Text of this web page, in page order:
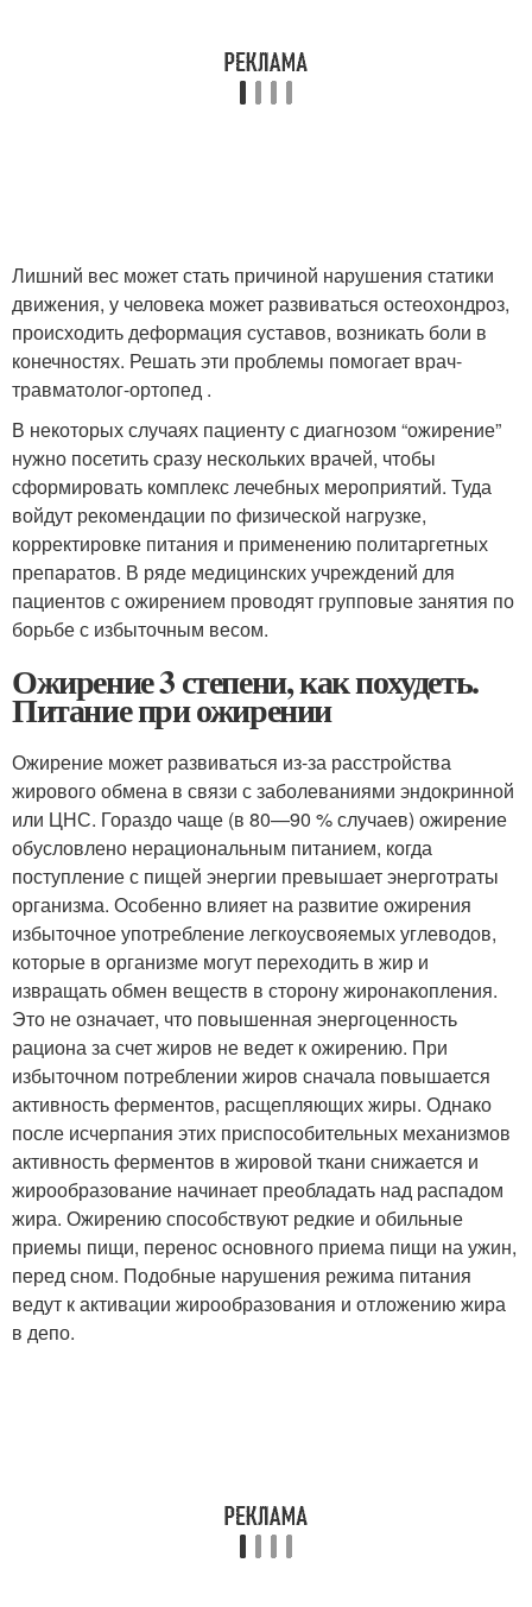
Лишний вес может стать причиной нарушения статики
движения, у человека может развиваться остеохондроз,
происходить деформация суставов, возникать боли в
конечностях. Решать эти проблемы помогает врач-
травматолог-ортопед .
В некоторых случаях пациенту с диагнозом “ожирение”
нужно посетить сразу нескольких врачей, чтобы
сформировать комплекс лечебных мероприятий. Туда
войдут рекомендации по физической нагрузке,
корректировке питания и применению политаргетных
препаратов. В ряде медицинских учреждений для
пациентов с ожирением проводят групповые занятия по
борьбе с избыточным весом.
Ожирение 3 степени, как похудеть.
Питание при ожирении
Ожирение может развиваться из-за расстройства
жирового обмена в связи с заболеваниями эндокринной
или ЦНС. Гораздо чаще (в 80—90 % случаев) ожирение
обусловлено нерациональным питанием, когда
поступление с пищей энергии превышает энерготраты
организма. Особенно влияет на развитие ожирения
избыточное употребление легкоусвояемых углеводов,
которые в организме могут переходить в жир и
извращать обмен веществ в сторону жиронакопления.
Это не означает, что повышенная энергоценность
рациона за счет жиров не ведет к ожирению. При
избыточном потреблении жиров сначала повышается
активность ферментов, расщепляющих жиры. Однако
после исчерпания этих приспособительных механизмов
активность ферментов в жировой ткани снижается и
жирообразование начинает преобладать над распадом
жира. Ожирению способствуют редкие и обильные
приемы пищи, перенос основного приема пищи на ужин,
перед сном. Подобные нарушения режима питания
ведут к активации жирообразования и отложению жира
в депо.